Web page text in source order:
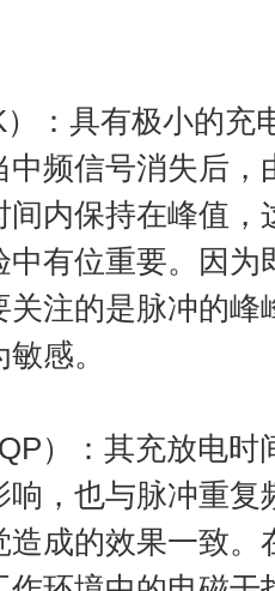
：具有极小的
中频信号消失后
内保持在峰值
中有位重要。因
注的是脉冲的
感。
）：其充放电
响，也与脉冲重
成的效果一致